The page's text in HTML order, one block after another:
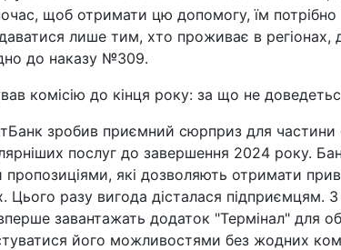
щоб отримати цю допомогу, їм потрібно
лише тим, хто проживає в
до наказу №309.
комісію до кінця року: за що не
зробив приємний сюрприз для частини
послуг до завершення 2024 року.
які дозволяють отримати
Цього разу вигода дісталася підприємцям.
вперше завантажать додаток "Термінал" для
його можливостями без жодних